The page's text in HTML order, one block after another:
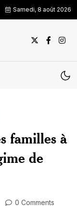
Samedi, 8 août 2026
familles à
de
0 Comments